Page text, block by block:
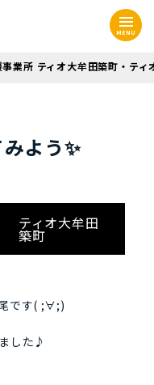
MENU
業所 ティオ大牟田築町・ティ
よう✨
ティオ大牟田
築町
です( ;∀;)
した♪